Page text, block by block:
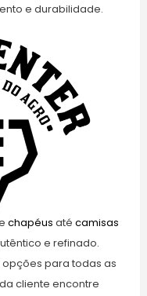
e durabilidade.
chapéus até camisas
e refinado.
opções para todas as
cliente encontre